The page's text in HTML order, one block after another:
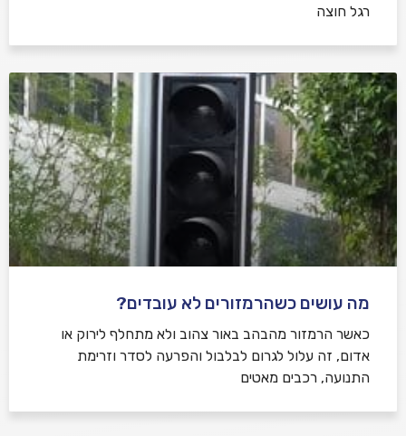
רגל חוצה
מה עושים כשהרמזורים לא עובדים?
כאשר הרמזור מהבהב באור צהוב ולא מתחלף לירוק או
אדום, זה עלול לגרום לבלבול והפרעה לסדר וזרימת
התנועה, רכבים מאטים